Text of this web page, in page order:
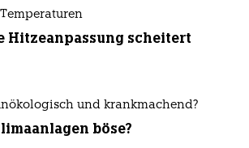
Hitzeanpassung scheitert
und krankmachend?
böse?